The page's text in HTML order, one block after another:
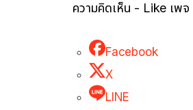
ความคิดเห็น - Like เพ
Facebook
X
LINE